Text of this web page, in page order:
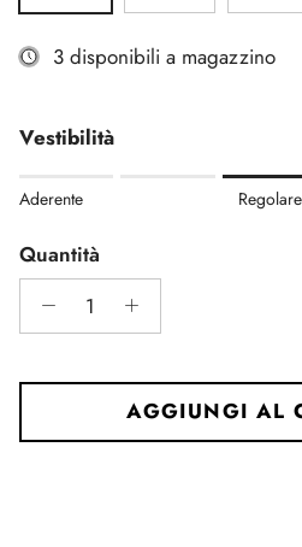
3 disponibili a magazzino
Vestibilità
Rating of 1 means Aderente.
Rating of 5 means Morbida.
The rating of this product for ""
Aderente Regolare
Quantità
AGGIUNGI AL